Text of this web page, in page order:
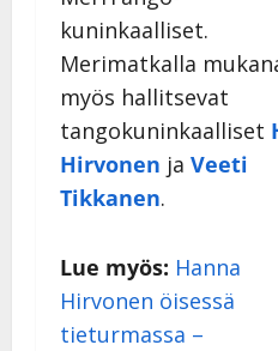
kuninkaalliset.
Merimatkalla
myös hallitsevat
tangokuninkaalliset
Hirvonen ja Veeti
Tikkanen.
Lue myös: Hanna
Hirvonen öisessä
tieturmassa –